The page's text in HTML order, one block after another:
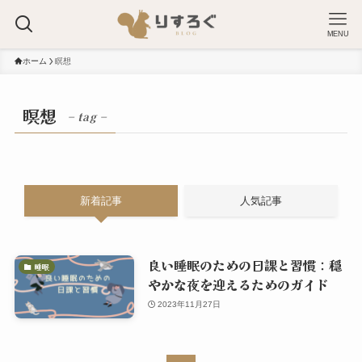
MENU
ホーム 瞑想
瞑想 – tag –
新着記事 人気記事
睡眠
良い睡眠のための日課と習慣：穏
やかな夜を迎えるためのガイド
2023年11月27日